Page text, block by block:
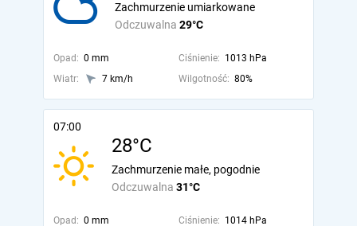
Odczuwalna 29°C
Zachmurzenie umiarkowane
Opad: 0 mm Ciśnienie: 1013 hPa
Wiatr:
7 km/h Wilgotność: 80%
07:00
28°C
Odczuwalna 31°C
Zachmurzenie małe, pogodnie
Opad: 0 mm Ciśnienie: 1014 hPa